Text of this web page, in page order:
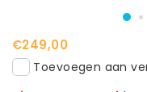
€249,00
Toevoegen aan